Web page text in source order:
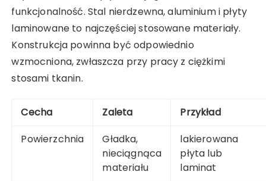
funkcjonalność. Stal nierdzewna, aluminium i płyty
laminowane to najczęściej stosowane materiały.
Konstrukcja powinna być odpowiednio
wzmocniona, zwłaszcza przy pracy z ciężkimi
stosami tkanin.
Cecha Zaleta
Przykład
Powierzchnia
Gładka,
nieciągnąca
materiału
lakierowana
płyta lub
laminat